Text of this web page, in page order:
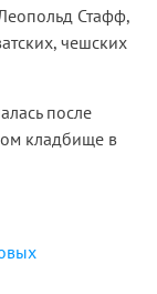
Стафф,
чешских
после
кладбище в